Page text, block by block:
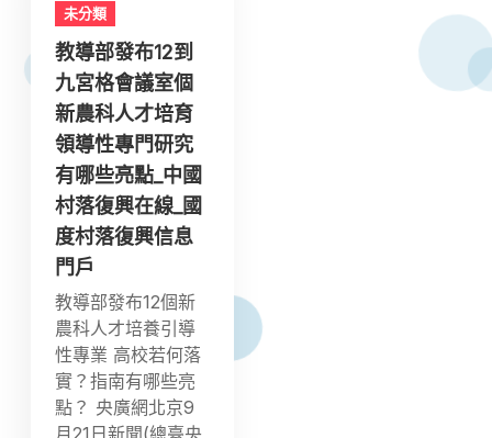
未分類
教導部發布12到
九宮格會議室個
新農科人才培育
領導性專門研究
有哪些亮點_中國
村落復興在線_國
度村落復興信息
門戶
教導部發布12個新
農科人才培養引導
性專業 高校若何落
實？指南有哪些亮
點？ 央廣網北京9
月21日新聞(總臺央